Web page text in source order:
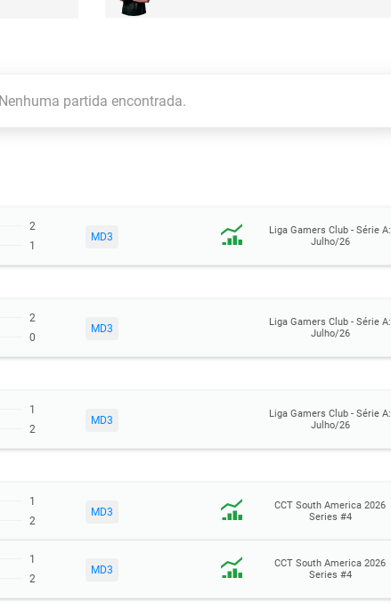
Nenhuma partida encontrada.
2
1
MD3
Liga Gamers Club - Série A:
Julho/26
2
0
MD3
Liga Gamers Club - Série A:
Julho/26
1
2
MD3
Liga Gamers Club - Série A:
Julho/26
1
2
MD3
CCT South America 2026
Series #4
1
2
MD3
CCT South America 2026
Series #4